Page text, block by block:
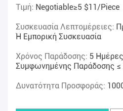
Τιμή: Negotiable≥5 $11/piece
Συσκευασία Λεπτομέρειες:
Ή Εμπορική Συσκευασία
Χρόνος Παράδοσης: 5
Συμφωνημένης Παράδοσης
Δυνατότητα Προσφοράς: